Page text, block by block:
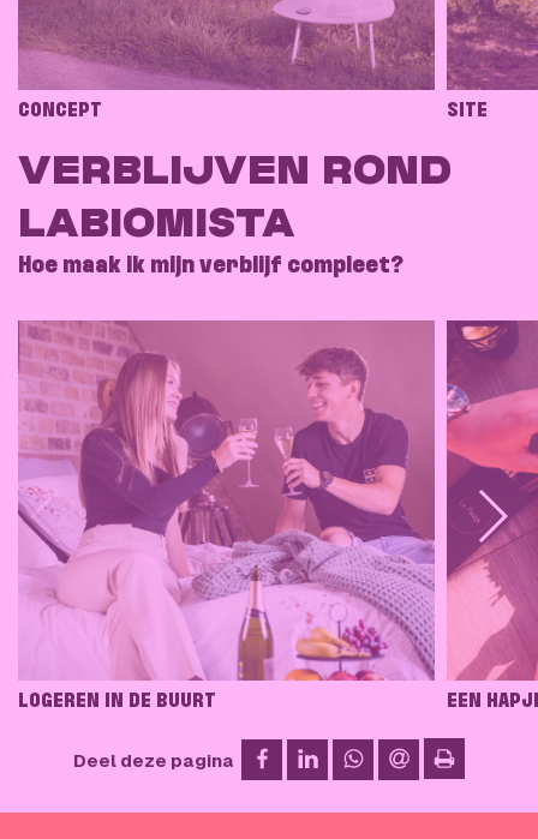
CONCEPT SITE
VERBLIJVEN ROND
LABIOMISTA
Hoe maak ik mijn verblijf compleet?
LOGEREN IN DE BUURT EEN
Deel deze pagina op Facebookop LinkedInop WhatsApp
via e-mail